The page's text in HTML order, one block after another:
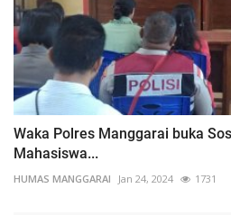
Waka Polres Manggarai buka
Mahasiswa...
HUMAS MANGGARAI Jan 24, 2024 1731